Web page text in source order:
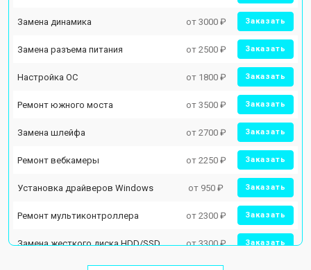
Замена динамика от 3000 ₽ Заказать
Замена разъема питания от 2500 ₽ Заказать
Настройка ОС от 1800 ₽ Заказать
Ремонт южного моста от 3500 ₽ Заказать
Замена шлейфа от 2700 ₽ Заказать
Ремонт вебкамеры от 2250 ₽ Заказать
Установка драйверов Windows от 950 ₽ Заказать
Ремонт мультиконтроллера от 2300 ₽ Заказать
Замена жесткого диска HDD/SSD от 3300 ₽ Заказать